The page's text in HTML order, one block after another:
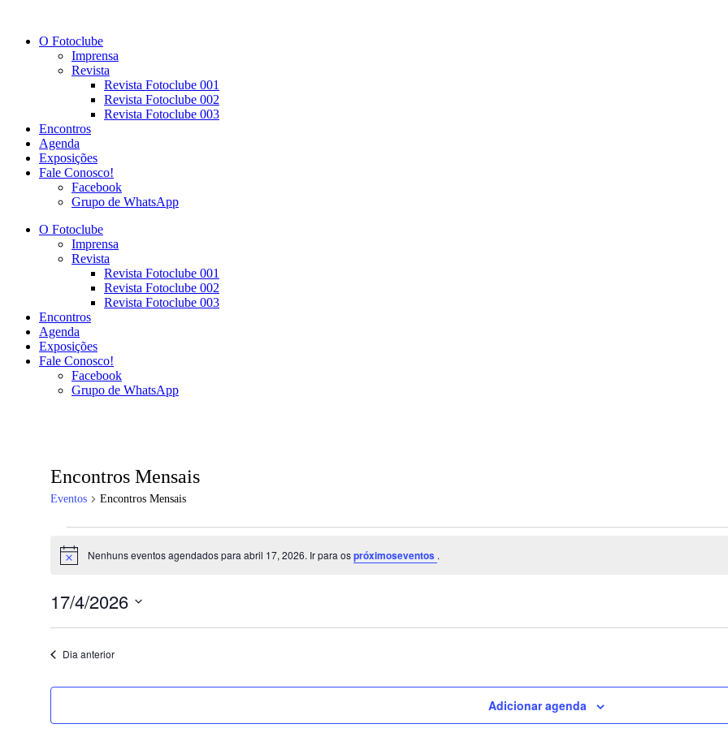
O Fotoclube
Imprensa
Revista
Revista Fotoclube 001
Revista Fotoclube 002
Revista Fotoclube 003
Encontros
Agenda
Exposições
Fale Conosco!
Facebook
Grupo de WhatsApp
O Fotoclube
Imprensa
Revista
Revista Fotoclube 001
Revista Fotoclube 002
Revista Fotoclube 003
Encontros
Agenda
Exposições
Fale Conosco!
Facebook
Grupo de WhatsApp
Encontros Mensais
Eventos Encontros Mensais
for
17,
2026
Notice Nenhuns eventos agendados para abril 17, 2026. Ir para ospróximoseventos .
17/4/2026
data.Dia anterior
Adicionar agenda